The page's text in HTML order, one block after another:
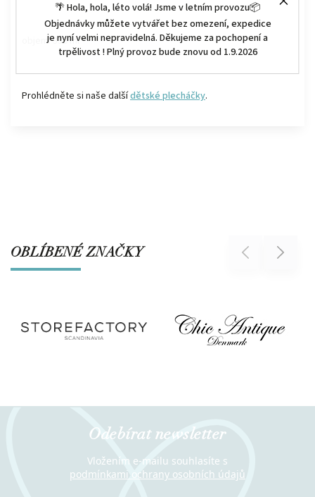
🌴 Hola, hola, léto volá! Jsme v letním provozu📦
Objednávky můžete vytvářet bez omezení, expedice
je nyní velmi nepravidelná. Děkujeme za pochopení a
trpělivost ! Plný provoz bude znovu od 1.9.2026
objem: 330 ml
Prohlédněte si naše dalšídětské plecháčky.
OBLÍBENÉ ZNAČKY Previous Next
Odebírat newsletter
Vložením e-mailu souhlasíte s
podmínkami ochrany osobních údajů